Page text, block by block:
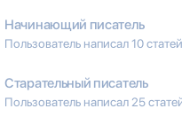
Начинающий писатель
Пользователь написал 10 статей
Старательный писатель
Пользователь написал 25